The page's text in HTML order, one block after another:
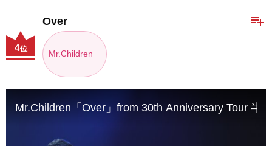
playlist_add
Over
Mr.Children
4位
Mr.Children「Over」from 30th Anniversary Tour 半